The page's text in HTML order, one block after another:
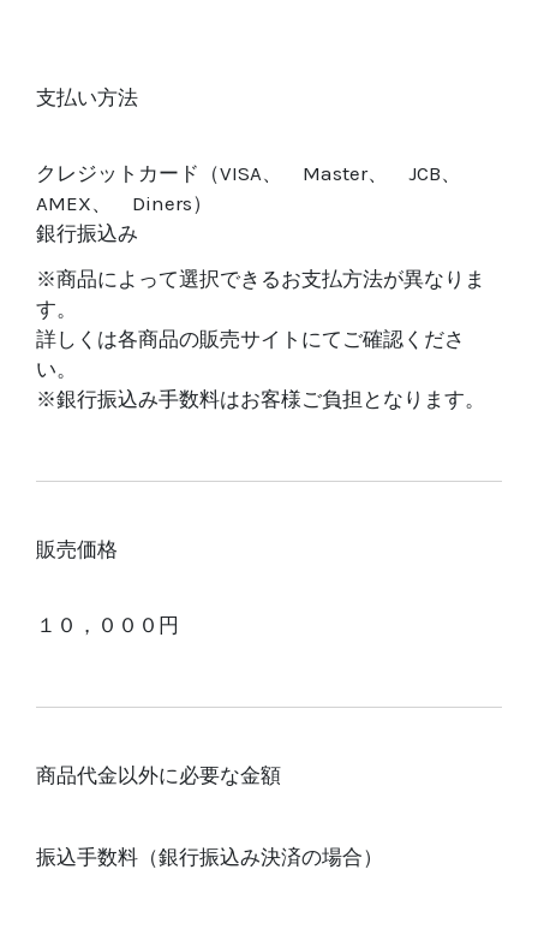
支払い方法
クレジットカード（VISA、 Master、 JCB、
AMEX、 Diners）
銀行振込み
※商品によって選択できるお支払方法が異なりま
す。
詳しくは各商品の販売サイトにてご確認くださ
い。
※銀行振込み手数料はお客様ご負担となります。
販売価格
１０，０００円
商品代金以外に必要な金額
振込手数料（銀行振込み決済の場合）